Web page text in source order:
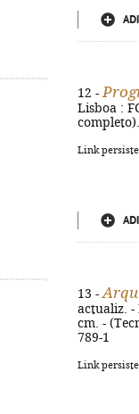
12 -
Lisboa :
Link
13 -
actualiz. -
cm. -
789-1
Link